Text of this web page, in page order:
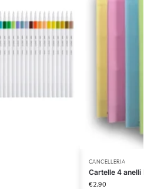
CANCELLERIA
Cartelle 4 anelli
€2,90